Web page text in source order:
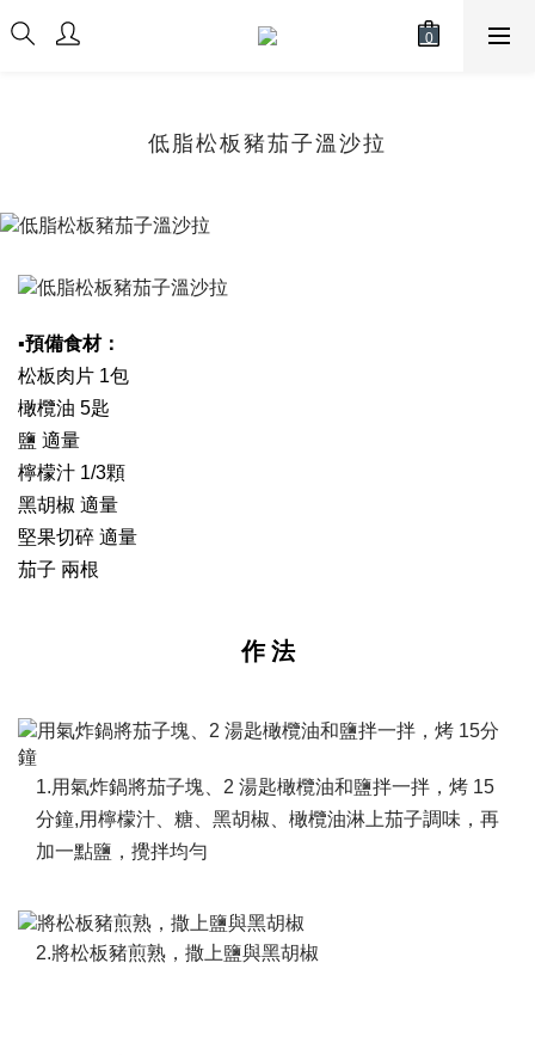
低脂松板豬茄子溫沙拉
▪預備食材：
松板肉片 1包
橄欖油 5匙
鹽 適量
檸檬汁 1/3顆
黑胡椒 適量
堅果切碎 適量
茄子 兩根
作 法
1.用氣炸鍋將茄子塊、2 湯匙橄欖油和鹽拌一拌，烤 15
分鐘,用檸檬汁、糖、黑胡椒、橄欖油淋上茄子調味，再
加一點鹽，攪拌均勻
2.將松板豬煎熟，撒上鹽與黑胡椒